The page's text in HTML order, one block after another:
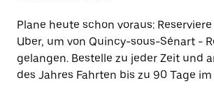
ein
Datum
auszuwählen.
Drücke
die
Escape-
Plane heute schon voraus:
Uber, um von Quincy-sous-Sénart -
gelangen. Bestelle zu jeder Zeit und
des Jahres Fahrten bis zu 90 Tage im